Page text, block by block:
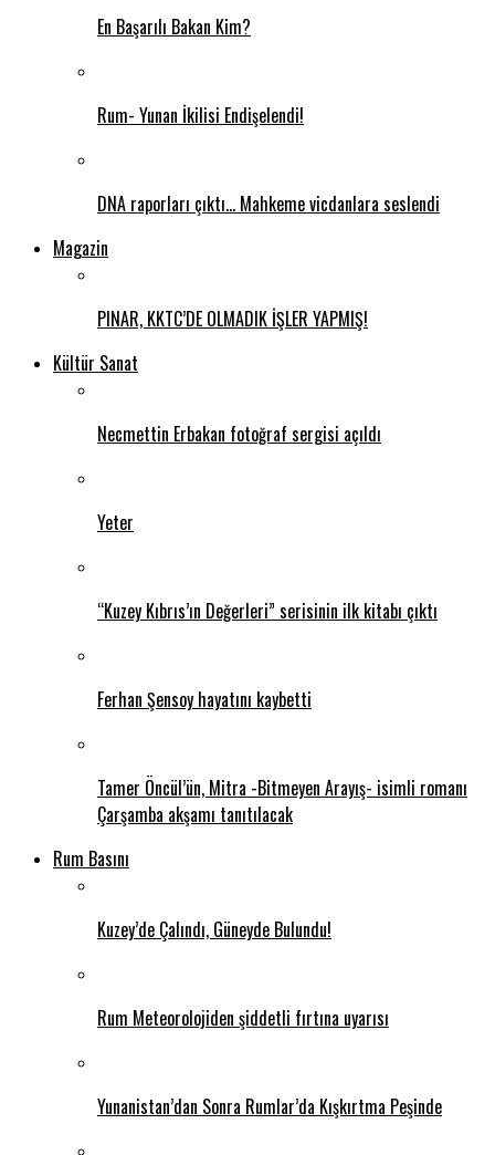
En Başarılı Bakan Kim?
Rum- Yunan İkilisi Endişelendi!
DNA raporları çıktı… Mahkeme vicdanlara seslendi
Magazin
PINAR, KKTC’DE OLMADIK İŞLER YAPMIŞ!
Kültür Sanat
Necmettin Erbakan fotoğraf sergisi açıldı
Yeter
“Kuzey Kıbrıs’ın Değerleri” serisinin ilk kitabı çıktı
Ferhan Şensoy hayatını kaybetti
Tamer Öncül’ün, Mitra -Bitmeyen Arayış- isimli romanı
Çarşamba akşamı tanıtılacak
Rum Basını
Kuzey’de Çalındı, Güneyde Bulundu!
Rum Meteorolojiden şiddetli fırtına uyarısı
Yunanistan’dan Sonra Rumlar’da Kışkırtma Peşinde